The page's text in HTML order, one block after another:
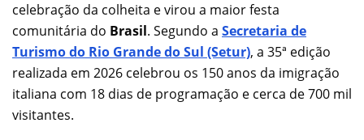
celebração da colheita e virou a maior festa
comunitária do Brasil. Segundo a Secretaria de
Turismo do Rio Grande do Sul (Setur), a 35ª edição
realizada em 2026 celebrou os 150 anos da imigração
italiana com 18 dias de programação e cerca de 700 mil
visitantes.